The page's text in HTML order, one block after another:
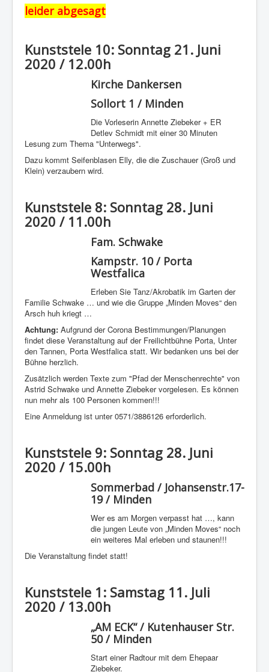
leider abgesagt
Kunststele 10: Sonntag 21. Juni
2020 / 12.00h
Kirche Dankersen
Sollort 1 / Minden
Die Vorleserin Annette Ziebeker + ER
Detlev Schmidt mit einer 30 Minuten
Lesung zum Thema "Unterwegs".
Dazu kommt Seifenblasen Elly, die die Zuschauer (Groß und
Klein) verzaubern wird.
Kunststele 8: Sonntag 28. Juni
2020 / 11.00h
Fam. Schwake
Kampstr. 10 / Porta
Westfalica
Erleben Sie Tanz/Akrobatik im Garten der
Familie Schwake … und wie die Gruppe „Minden Moves“ den
Arsch huh kriegt …
Achtung: Aufgrund der Corona Bestimmungen/Planungen
findet diese Veranstaltung auf der Freilichtbühne Porta, Unter
den Tannen, Porta Westfalica statt. Wir bedanken uns bei der
Bühne herzlich.
Zusätzlich werden Texte zum "Pfad der Menschenrechte" von
Astrid Schwake und Annette Ziebeker vorgelesen. Es können
nun mehr als 100 Personen kommen!!!
Eine Anmeldung ist unter 0571/3886126 erforderlich.
Kunststele 9: Sonntag 28. Juni
2020 / 15.00h
Sommerbad / Johansenstr.17-
19 / Minden
Wer es am Morgen verpasst hat …, kann
die jungen Leute von „Minden Moves“ noch
ein weiteres Mal erleben und staunen!!!
Die Veranstaltung findet statt!
Kunststele 1: Samstag 11. Juli
2020 / 13.00h
„AM ECK“ / Kutenhauser Str.
50 / Minden
Start einer Radtour mit dem Ehepaar
Ziebeker.